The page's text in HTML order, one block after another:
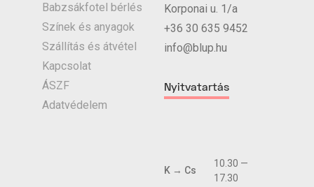
Babzsákfotel bérlés
Színek és anyagok
Szállítás és átvétel
Kapcsolat
ÁSZF
Adatvédelem
Korponai u. 1/a
+36 30 635 9452
info@blup.hu
Nyitvatartás
K → Cs
10.30 —
17.30